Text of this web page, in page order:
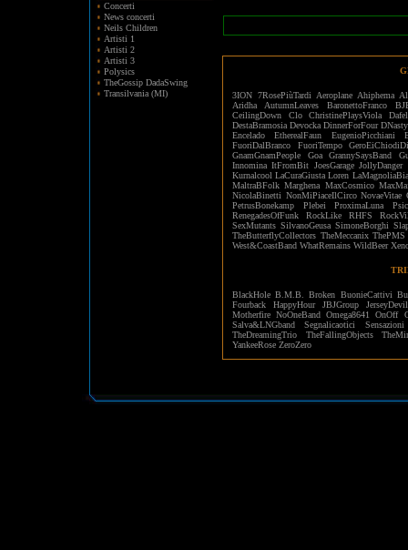
Concerti
News concerti
Neils Children
Artisti 1
Artisti 2
Artisti 3
Polysics
TheGossip DadaSwing
Transilvania (MI)
3ION 7RosePiùTardi Aeroplane Ahiphema
Aridha
AutumnLeaves BaronettoFranco
CeilingDown
Clo ChristinePlaysViola
DestaBramosia Devocka DinnerForFour DNasty
Encelado
EtherealFaun EugenioPicchiani
FuoriDalBranco
FuoriTempo
GnamGnamPeople
Goa GrannySaysBand
Innomina ItFromBit JoesGarage JollyDanger
Kurnalcool LaCuraGiusta Loren
MaltraBFolk Marghena MaxCosmico
NicolaBinetti NonMiPiaceIlCirco NovaeVitae
PetrusBonekamp
Plebei ProximaLuna
RenegadesOfFunk
RockLike RHFS
SexMutants SilvanoGeusa SimoneBorghi
TheButterflyCollectors TheMeccanix ThePMS
West&CoastBand WhatRemains WildBeer
BlackHole B.M.B. Broken BuonieCattivi
Fourback
HappyHour JBJGroup
Motherfire NoOneBand Omega8641 OnOff
Salva&LNGbandSegnalicaotici
Sensazioni
TheDreamingTrio
TheFallingObjects
YankeeRose ZeroZero